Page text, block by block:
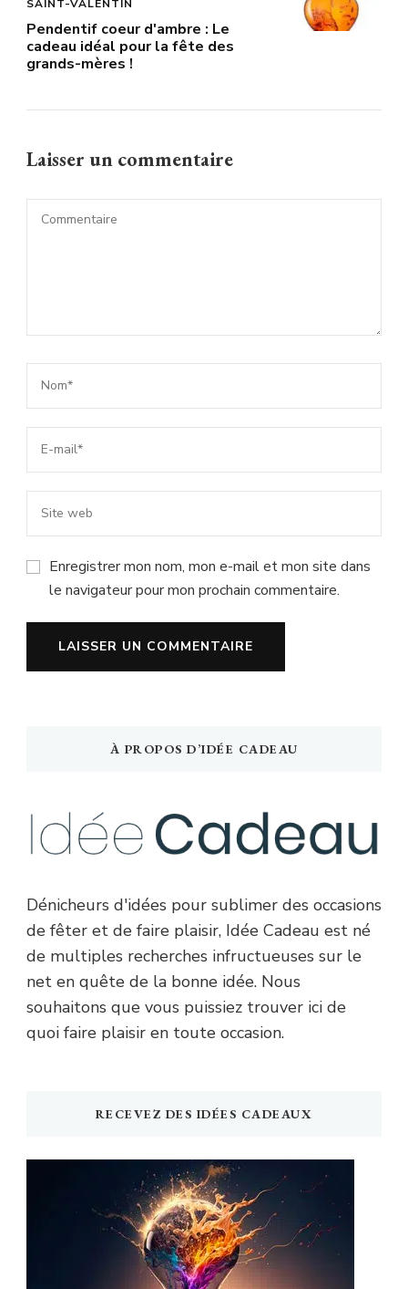
SAINT-VALENTIN
Pendentif coeur d'ambre : Le
cadeau idéal pour la fête des
grands-mères !
Laisser un commentaire
Enregistrer mon nom, mon e-mail et mon site dans
le navigateur pour mon prochain commentaire.
À PROPOS D’IDÉE CADEAU
Dénicheurs d'idées pour sublimer des occasions
de fêter et de faire plaisir, Idée Cadeau est né
de multiples recherches infructueuses sur le
net en quête de la bonne idée. Nous
souhaitons que vous puissiez trouver ici de
quoi faire plaisir en toute occasion.
RECEVEZ DES IDÉES CADEAUX